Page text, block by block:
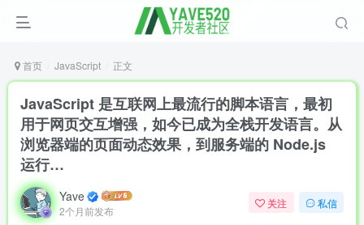
首页 JavaScript 正文
JavaScript 是互联网上最流行的脚本语言，最初
用于网页交互增强，如今已成为全栈开发语言。从
浏览器端的页面动态效果，到服务端的 Node.js
运行…
Yave
2个月前发布
关注 私信